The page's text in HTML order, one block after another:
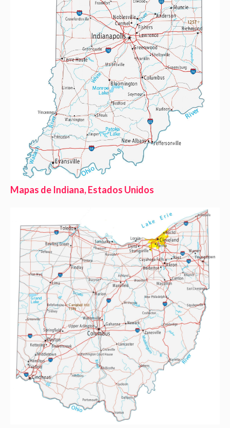
Mapas de Indiana, Estados Unidos